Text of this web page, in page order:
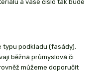
a vaše číslo tak bude
typu podkladu (fasády).
běžná průmyslová či
můžeme doporučit